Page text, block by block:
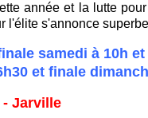
année et la lutte
l'élite s'annonce
samedi à 10h
et finale
- Jarville